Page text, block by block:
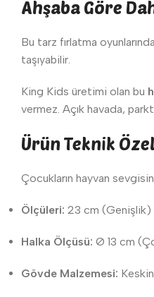
Ahşaba Göre
Bu tarz fırlatma
taşıyabilir.
King Kids üretimi olan bu
vermez. Açık havada,
Ürün Teknik
Çocukların hayvan
Ölçüleri: 23 cm (Genişlik)
Halka Ölçüsü: Ø 13 cm
Gövde Malzemesi: